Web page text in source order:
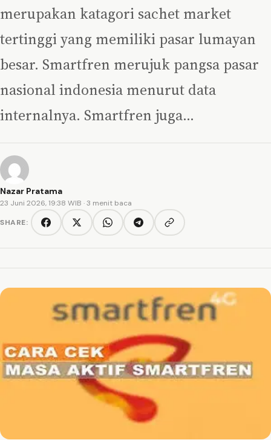
merupakan katagori sachet market
tertinggi yang memiliki pasar lumayan
besar. Smartfren merujuk pangsa pasar
nasional indonesia menurut data
internalnya. Smartfren juga…
Nazar Pratama
23 Juni 2026, 19:38 WIB · 3 menit baca
SHARE:
FacebookTwitter/XWhatsAppTelegramCopy link